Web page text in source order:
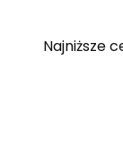
Najniższe